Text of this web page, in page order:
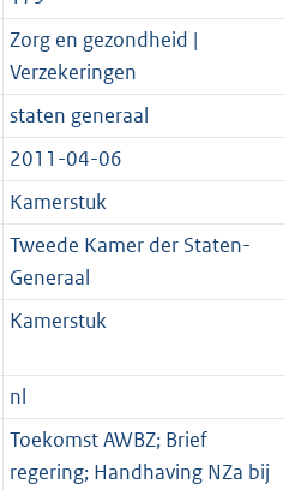
Zorg en gezondheid |
Verzekeringen
staten generaal
2011-04-06
Kamerstuk
Tweede Kamer der Staten-
Generaal
Kamerstuk
nl
Toekomst AWBZ; Brief
regering; Handhaving NZa bij